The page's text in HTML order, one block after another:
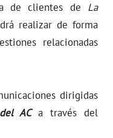
de clientes de La
realizar de forma
relacionadas
dirigidas
ACa través del